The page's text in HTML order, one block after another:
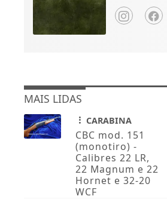
MAIS LIDAS
CARABINA
CBC mod. 151
(monotiro) -
Calibres 22 LR,
22 Magnum e 22
Hornet e 32-20
WCF